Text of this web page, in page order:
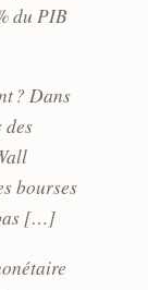
du PIB
? Dans
des
bourses
[…]